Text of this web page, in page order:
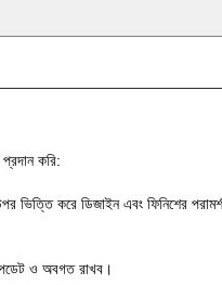
করি:
ভিত্তি করে ডিজাইন এবং ফিনিশের
ও অবগত রাখব।